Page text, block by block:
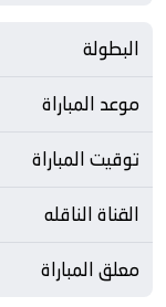
البطولة
موعد المباراة
توقيت المباراة
القناة الناقله
معلق المباراة